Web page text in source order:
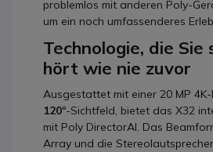
problemlos mit anderen Poly-
um ein noch umfassenderes
Technologie, die Sie
hört wie nie zuvor
Ausgestattet mit einer 20 MP
120°-Sichtfeld, bietet das X32
mit Poly DirectorAI. Das
Array und die